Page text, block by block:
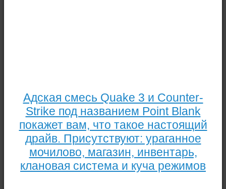
Адская смесь Quake 3 и Counter-
Strike под названием Point Blank
покажет вам, что такое настоящий
драйв. Присутствуют: ураганное
мочилово, магазин, инвентарь,
клановая система и куча режимов